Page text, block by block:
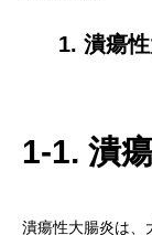
1. 潰瘍
1-1. 潰
潰瘍性大腸炎は、